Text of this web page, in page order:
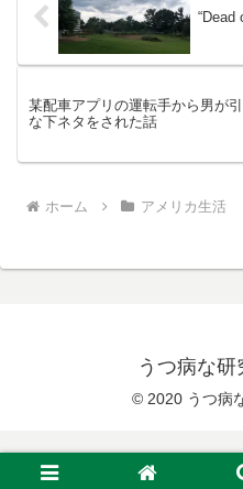
“Dead
某配車アプリの運転手から男が
な下ネタをされた話
ホーム アメリカ生活
うつ病な
© 2020 うつ病